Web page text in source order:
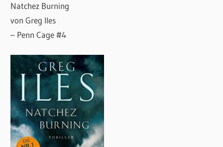
Natchez Burning
von Greg Iles
– Penn Cage #4